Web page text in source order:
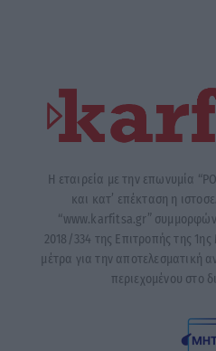
Η εταιρεία με την επωνυμία
και κατ’ επέκταση η
“www.karfitsa.gr”
2018/334 της Επιτροπής της
μέτρα για την αποτελεσματική
περιεχομένου στο